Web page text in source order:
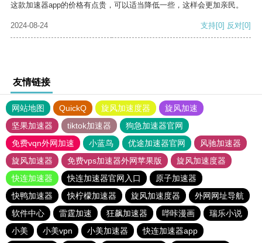
这款加速器app的价格有点贵，可以适当降低一些，这样会更加亲民。
2024-08-24 支持[0] 反对[0]
友情链接
网站地图 QuickQ 旋风加速度器
旋风加速
坚果加速器
tiktok加速器
狗急加速器官网
免费vqn外网加速
小蓝鸟 优途加速器官网
风驰加速器
旋风加速器
免费vps加速器外网苹果版
旋风加速度器
快连加速器
快连加速器官网入口
原子加速器
快鸭加速器
快柠檬加速器 旋风加速度器
外网网址导航
软件中心
雷霆加速 狂飙加速器 哔咔漫画
瑞乐小说
小美
小美vpn 小美加速器
快连加速器app